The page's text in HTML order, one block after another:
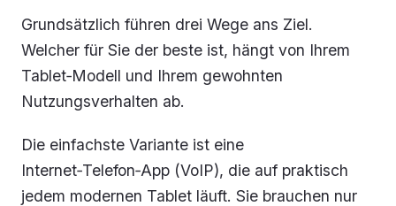
Grundsätzlich führen drei Wege ans Ziel.
Welcher für Sie der beste ist, hängt von Ihrem
Tablet‑Modell und Ihrem gewohnten
Nutzungsverhalten ab.
Die einfachste Variante ist eine
Internet‑Telefon‑App (VoIP), die auf praktisch
jedem modernen Tablet läuft. Sie brauchen nur